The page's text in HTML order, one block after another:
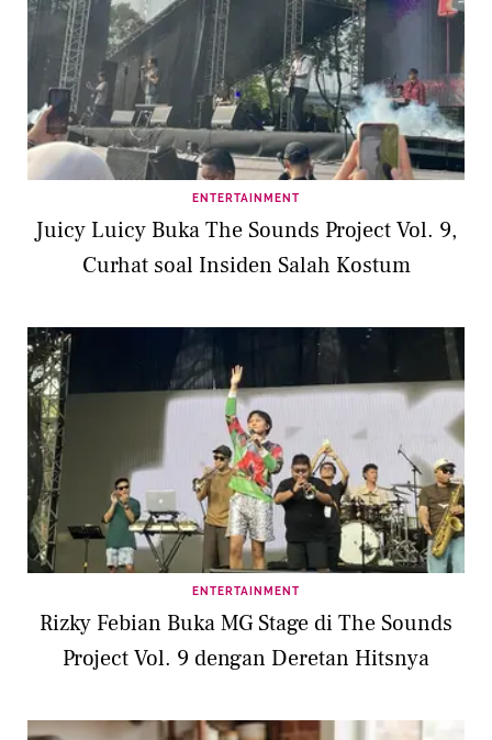
ENTERTAINMENT
Juicy Luicy Buka The Sounds Project Vol. 9,
Curhat soal Insiden Salah Kostum
ENTERTAINMENT
Rizky Febian Buka MG Stage di The Sounds
Project Vol. 9 dengan Deretan Hitsnya